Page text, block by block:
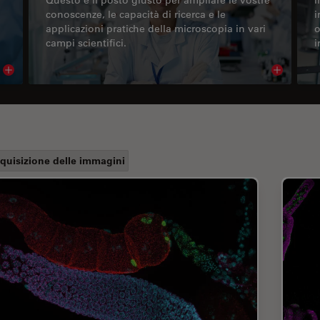
Read article
conoscenze, le capacità di ricerca e le
applicazioni pratiche della microscopia in vari
campi scientifici.
Read
delle immagini